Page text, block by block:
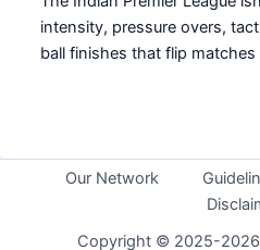
intensity, pressure overs,
ball finishes that flip
Our Network
Copyright © 2025-2026